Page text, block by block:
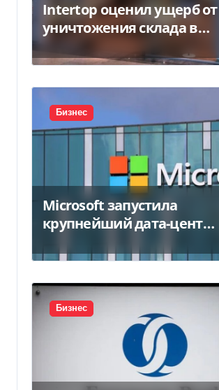
Intertop оценил ущерб от
уничтожения склада в
450 млн грн
Бизнес
Microsoft запустила
крупнейший дата-центр
миллиарда
Бизнес